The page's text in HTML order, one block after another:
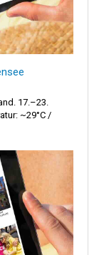
17.–23.
~29°C /